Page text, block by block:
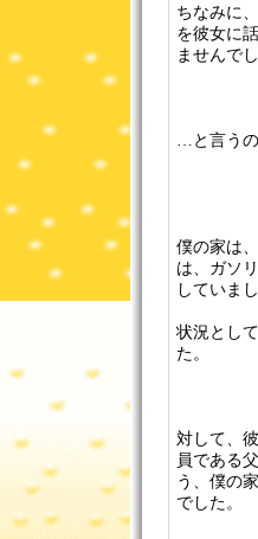
ちなみに
を彼女に
ませんでし
…と言うの
僕の家は
は、ガソ
していまし
状況とし
た。
対して、
員である
う、僕の
でした。